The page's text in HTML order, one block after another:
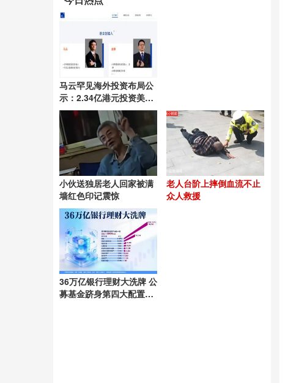
马云罕见海外投资布局公
示：2.34亿港元投资美国
AI保险初创公司
小伙送独居老人回家被满
墙红色印记震惊
老人台阶上摔倒血流不止
众人救援
36万亿银行理财大洗牌 公
募基金跻身第四大配置资